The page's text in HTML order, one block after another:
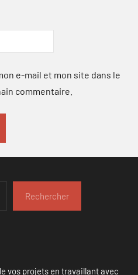
e-mail et mon site dans le
commentaire.
Rechercher
vos projets en travaillant avec